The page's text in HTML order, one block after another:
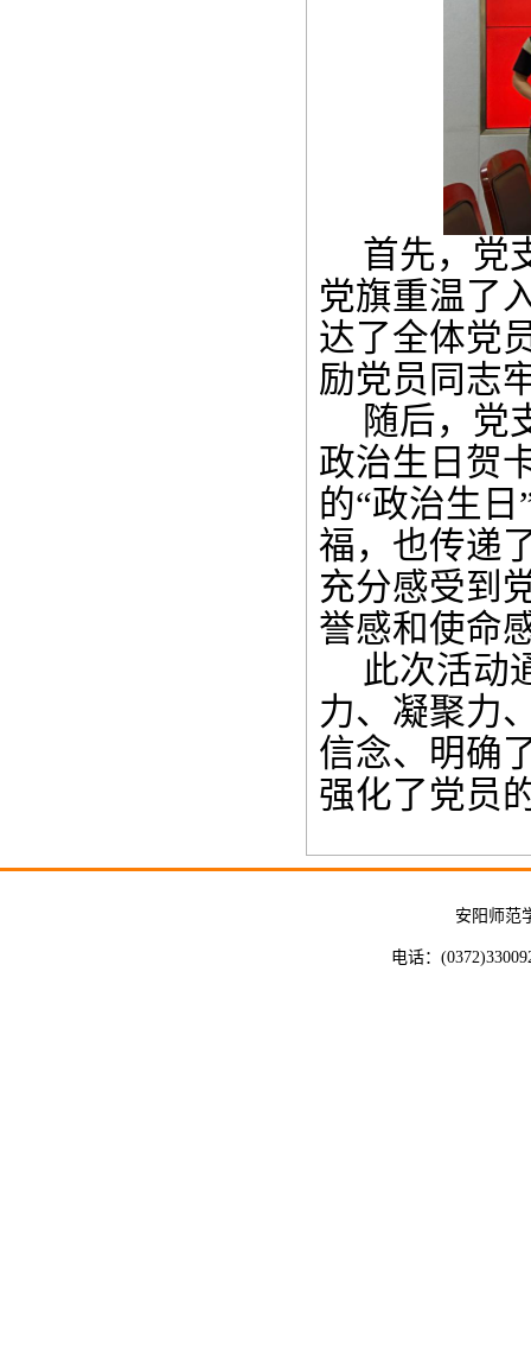
首先，党
党旗重温了
达了全体党
励党员同志
随后，党
政治生日贺
的“政治生
福，也传递
充分感受到
誉感和使命
此次活动
力、凝聚力
信念、明确
强化了党员
安阳师范
电话：